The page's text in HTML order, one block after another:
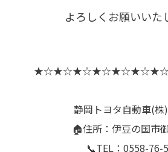
よろしくお願いいた
静岡トヨタ自動車(株
🏠住所：伊豆の国市
📞TEL：0558-76-